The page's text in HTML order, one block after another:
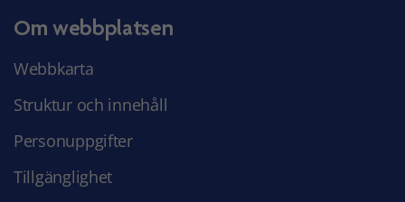
Om webbplatsen
Webbkarta
Struktur och innehåll
Personuppgifter
Tillgänglighet